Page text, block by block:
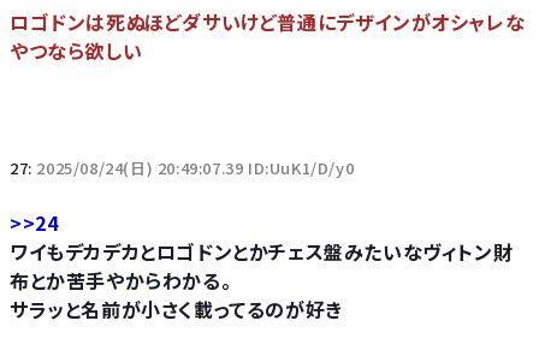
ロゴドンは死ぬほどダサいけど普通にデザインがオシャレな
やつなら欲しい
27: 2025/08/24(日) 20:49:07.39 ID:UuK1/D/y0
>>24
ワイもデカデカとロゴドンとかチェス盤みたいなヴィトン財
布とか苦手やからわかる。
サラッと名前が小さく載ってるのが好き